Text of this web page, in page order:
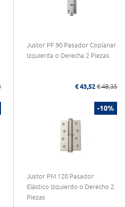
Justor PF 90 Pasador Coplanar
Izquierda o Derecha 2 Piezas
€ 43,52 € 48,35
-10%
Justor PM 120 Pasador
Elástico Izquierdo o Derecho 2
Piezas